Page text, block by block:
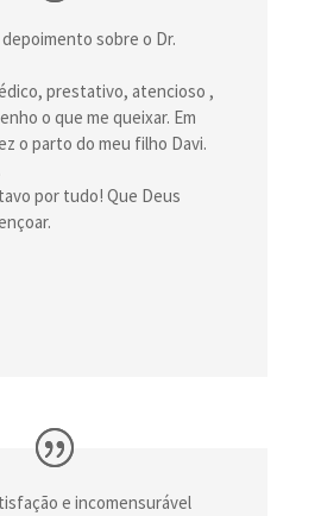
sobre o Dr.
prestativo, atencioso ,
o que me queixar. Em
o parto do meu filho Davi.
por tudo! Que Deus
e incomensurável